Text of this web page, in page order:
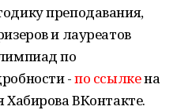
преподавания,
и лауреатов
по
-по ссылкена
ВКонтакте.